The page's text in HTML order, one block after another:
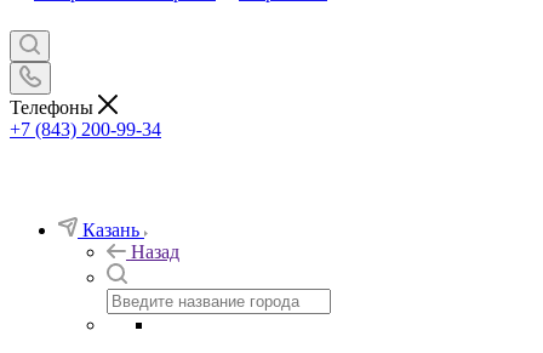
Телефоны
+7 (843) 200-99-34
Казань
Назад